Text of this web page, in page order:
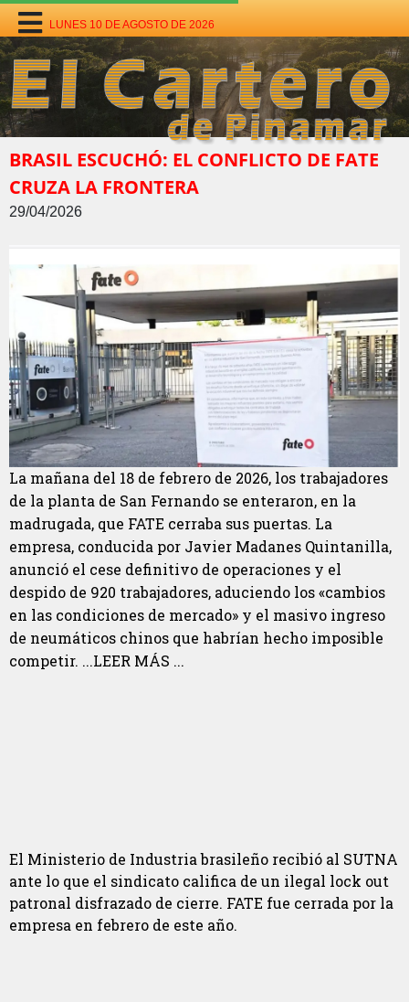
LUNES 10 DE AGOSTO DE 2026
BRASIL ESCUCHÓ: EL CONFLICTO DE FATE
CRUZA LA FRONTERA
29/04/2026
La mañana del 18 de febrero de 2026, los trabajadores
de la planta de San Fernando se enteraron, en la
madrugada, que FATE cerraba sus puertas. La
empresa, conducida por Javier Madanes Quintanilla,
anunció el cese definitivo de operaciones y el
despido de 920 trabajadores, aduciendo los «cambios
en las condiciones de mercado» y el masivo ingreso
de neumáticos chinos que habrían hecho imposible
competir. ...LEER MÁS ...
El Ministerio de Industria brasileño recibió al SUTNA
ante lo que el sindicato califica de un ilegal lock out
patronal disfrazado de cierre. FATE fue cerrada por la
empresa en febrero de este año.